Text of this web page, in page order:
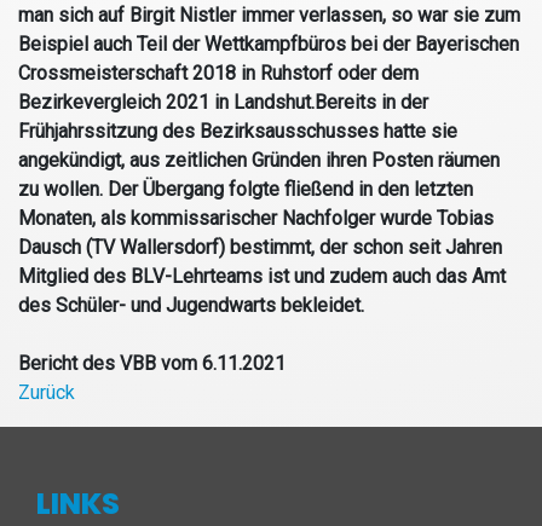
man sich auf Birgit Nistler immer verlassen, so war sie zum
Beispiel auch Teil der Wettkampfbüros bei der Bayerischen
Crossmeisterschaft 2018 in Ruhstorf oder dem
Bezirkevergleich 2021 in Landshut.Bereits in der
Frühjahrssitzung des Bezirksausschusses hatte sie
angekündigt, aus zeitlichen Gründen ihren Posten räumen
zu wollen. Der Übergang folgte fließend in den letzten
Monaten, als kommissarischer Nachfolger wurde Tobias
Dausch (TV Wallersdorf) bestimmt, der schon seit Jahren
Mitglied des BLV-Lehrteams ist und zudem auch das Amt
des Schüler- und Jugendwarts bekleidet.
Bericht des VBB vom 6.11.2021
Zurück
LINKS